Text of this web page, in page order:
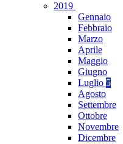
2019
Gennaio
Febbraio
Marzo
Aprile
Maggio
Giugno
Luglio 5
Agosto
Settembre
Ottobre
Novembre
Dicembre